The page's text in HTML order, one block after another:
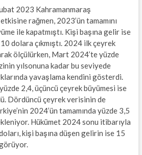
2023 Kahramanmaraş
rağmen, 2023’ün tamamını
ile kapatmıştı. Kişi başına gelir ise
dolara çıkmıştı. 2024 ilk çeyrek
ölçülürken, Mart 2024’te yüzde
yılsonuna kadar bu seviyede
yavaşlama kendini gösterdi.
2,4, üçüncü çeyrek büyümesi ise
Dördüncü çeyrek verisinin de
2024’ün tamamında yüzde 3,5
Hükümet 2024 sonu itibarıyla
kişi başına düşen gelirin ise 15